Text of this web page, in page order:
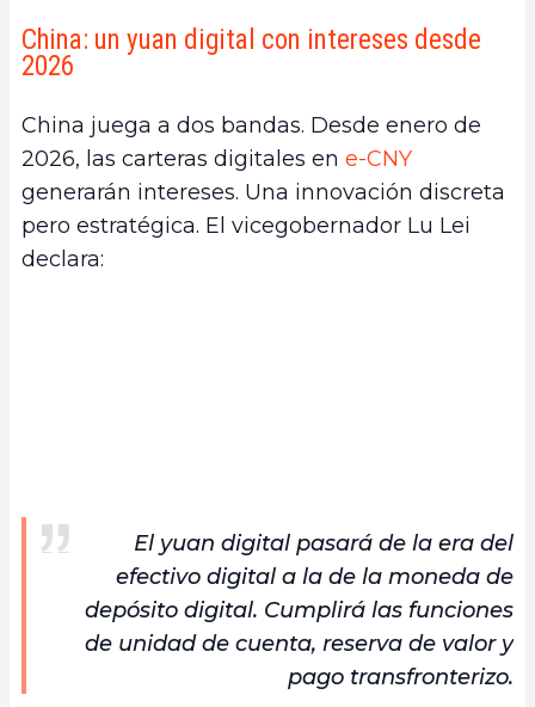
China: un yuan digital con intereses desde
2026
China juega a dos bandas. Desde enero de
2026, las carteras digitales en e-CNY
generarán intereses. Una innovación discreta
pero estratégica. El vicegobernador Lu Lei
declara:
El yuan digital pasará de la era del
efectivo digital a la de la moneda de
depósito digital. Cumplirá las funciones
de unidad de cuenta, reserva de valor y
pago transfronterizo.